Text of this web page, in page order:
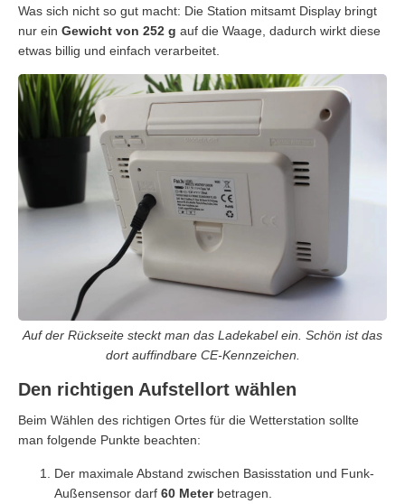
Was sich nicht so gut macht: Die Station mitsamt Display bringt
nur ein Gewicht von 252 g auf die Waage, dadurch wirkt diese
etwas billig und einfach verarbeitet.
Auf der Rückseite steckt man das Ladekabel ein. Schön ist das
dort auffindbare CE-Kennzeichen.
Den richtigen Aufstellort wählen
Beim Wählen des richtigen Ortes für die Wetterstation sollte
man folgende Punkte beachten:
Der maximale Abstand zwischen Basisstation und Funk-
Außensensor darf 60 Meterbetragen.